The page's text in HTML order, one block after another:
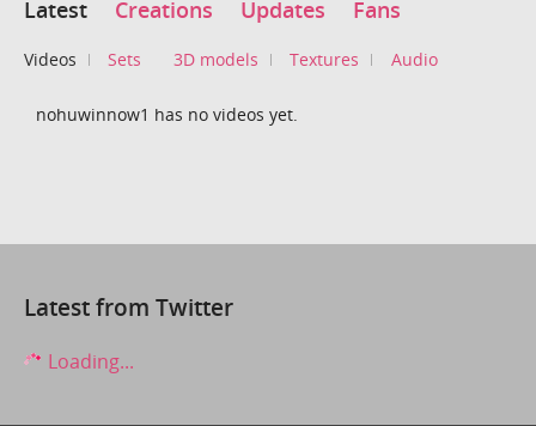
Latest Creations Updates Fans
Videos Sets 3D models Textures Audio
nohuwinnow1 has no videos yet.
Latest from Twitter
Loading...